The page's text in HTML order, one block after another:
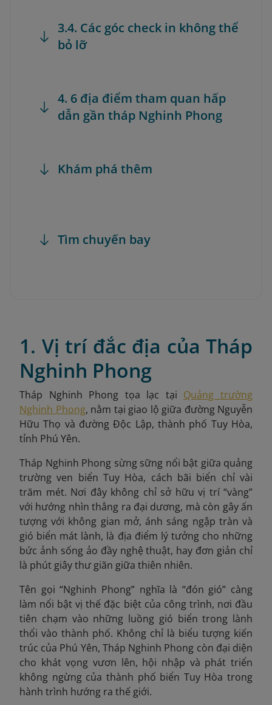
3.4. Các góc check in không thể
bỏ lỡ
4. 6 địa điểm tham quan hấp
dẫn gần tháp Nghinh Phong
Khám phá thêm
Tìm chuyến bay
1. Vị trí đắc địa của Tháp
Nghinh Phong
Tháp Nghinh Phong tọa lạc tại Quảng trường
Nghinh Phong, nằm tại giao lộ giữa đường Nguyễn
Hữu Thọ và đường Độc Lập, thành phố Tuy Hòa,
tỉnh Phú Yên.
Tháp Nghinh Phong sừng sững nổi bật giữa quảng
trường ven biển Tuy Hòa, cách bãi biển chỉ vài
trăm mét. Nơi đây không chỉ sở hữu vị trí “vàng”
với hướng nhìn thẳng ra đại dương, mà còn gây ấn
tượng với không gian mở, ánh sáng ngập tràn và
gió biển mát lành, là địa điểm lý tưởng cho những
bức ảnh sống ảo đầy nghệ thuật, hay đơn giản chỉ
là phút giây thư giãn giữa thiên nhiên.
Tên gọi “Nghinh Phong” nghĩa là “đón gió” càng
làm nổi bật vị thế đặc biệt của công trình, nơi đầu
tiên chạm vào những luồng gió biển trong lành
thổi vào thành phố. Không chỉ là biểu tượng kiến
trúc của Phú Yên, Tháp Nghinh Phong còn đại diện
cho khát vọng vươn lên, hội nhập và phát triển
không ngừng của thành phố biển Tuy Hòa trong
hành trình hướng ra thế giới.